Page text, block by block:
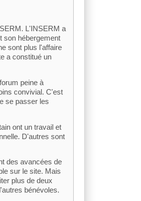
L'INSERM a
son hébergement
sont plus l'affaire
a constitué un
peine à
convivial. C'est
se passer les
ont un travail et
D'autres sont
des avancées de
sur le site. Mais
plus de deux
bénévoles.